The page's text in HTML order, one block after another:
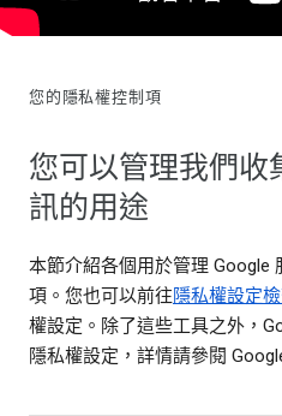
您的隱私權控制項
您可以管理我們收
訊的用途
本節介紹各個用於管理 Google
項。您也可以前往隱私權設定
權設定。除了這些工具之外，
隱私權設定，詳情請參閱